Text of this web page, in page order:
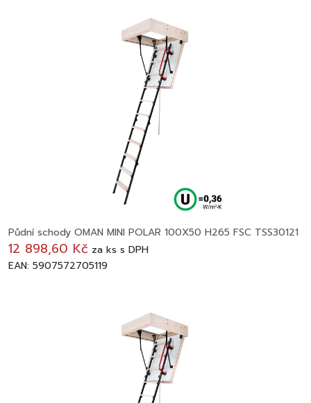
Půdní schody OMAN MINI POLAR 100X50 H265 FSC TSS30121
12 898,60 Kč za ks s DPH
EAN: 5907572705119